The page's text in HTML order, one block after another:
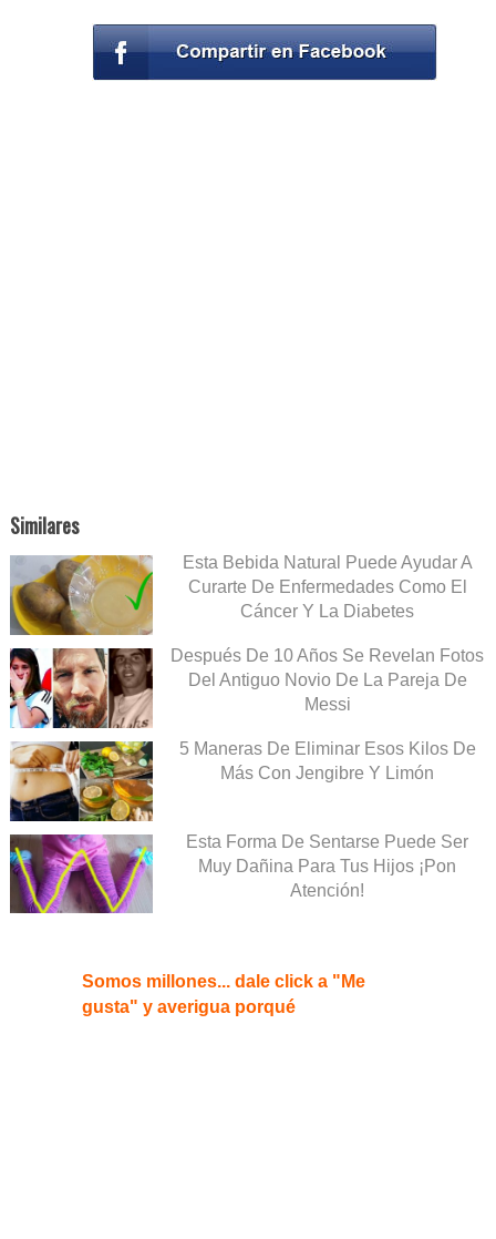
Similares
Esta Bebida Natural Puede Ayudar A
Curarte De Enfermedades Como El
Cáncer Y La Diabetes
Después De 10 Años Se Revelan Fotos
Del Antiguo Novio De La Pareja De
Messi
5 Maneras De Eliminar Esos Kilos De
Más Con Jengibre Y Limón
Esta Forma De Sentarse Puede Ser
Muy Dañina Para Tus Hijos ¡Pon
Atención!
Somos millones... dale click a "Me
gusta" y averigua porqué